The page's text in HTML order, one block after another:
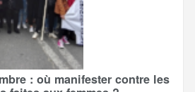
: où manifester contre les